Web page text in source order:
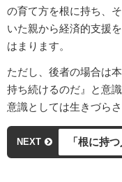
の育て方を根に持ち、
いた親から経済的支援
はまります。
ただし、後者の場合は
持ち続けるのだ』と意
意識としては生きづら
NEXT 「根に持